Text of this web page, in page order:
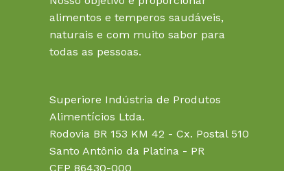
alimentos e temperos saudáveis,
naturais e com muito sabor para
todas as pessoas.
Superiore Indústria de Produtos
Alimentícios Ltda.
Rodovia BR 153 KM 42 - Cx. Postal 510
Santo Antônio da Platina - PR
CEP 86430-000